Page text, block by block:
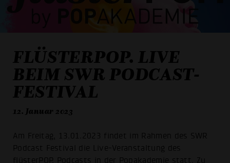
FLÜSTERPOP. LIVE
BEIM SWR PODCAST-
FESTIVAL
12. Januar 2023
Am Freitag, 13.01.2023 findet im Rahmen des SWR
Podcast Festival die Live-Veranstaltung des
flüsterPOP. Podcasts in der Popakademie statt. Zu